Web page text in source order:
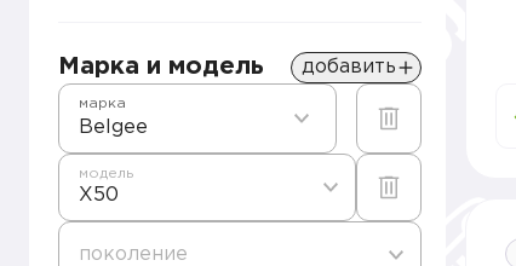
Марка и модель добавить
Belgee
марка
X50
модель
поколение